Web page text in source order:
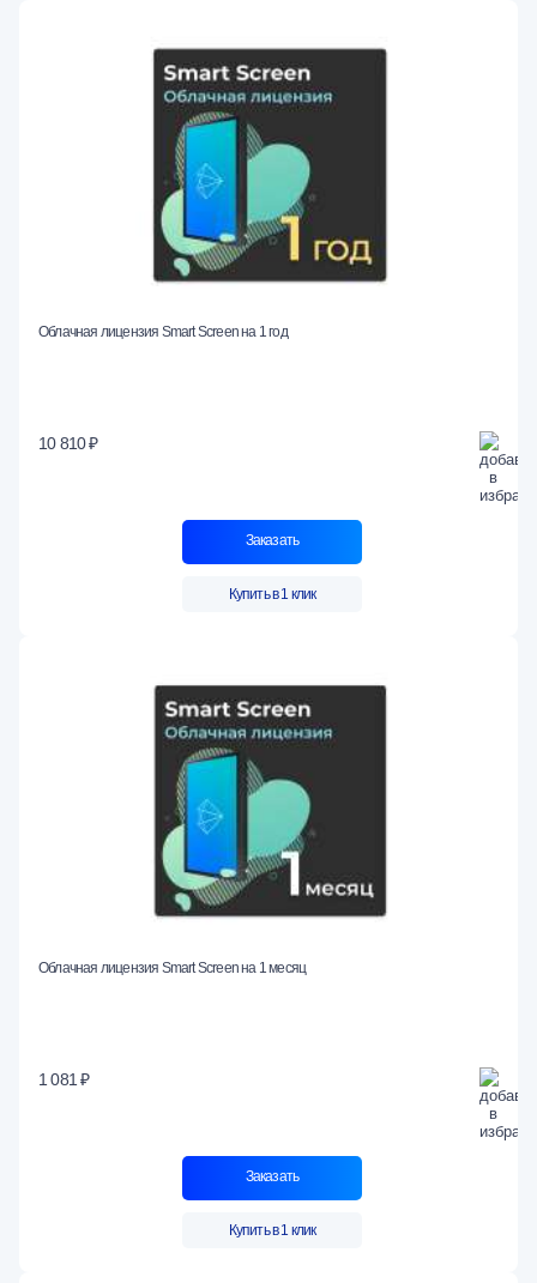
Облачная лицензия Smart Screen на 1 год
10 810 ₽
Заказать
Купить в 1 клик
Облачная лицензия Smart Screen на 1 месяц
1 081 ₽
Заказать
Купить в 1 клик